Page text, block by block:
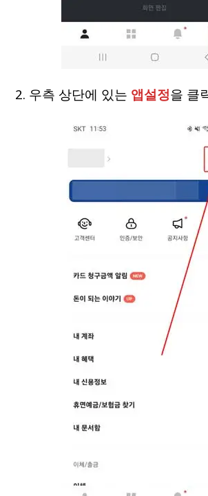
2. 우측 상단에 있는 앱설정을 클